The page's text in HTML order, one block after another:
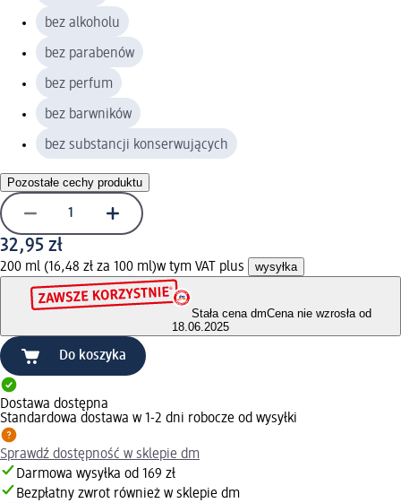
bez alkoholu
bez parabenów
bez perfum
bez barwników
bez substancji konserwujących
Pozostałe cechy produktu
32,95 zł
200 ml (16,48 zł za 100 ml)w tym VAT plus wysyłka
Stała cena dmCena nie wzrosła od
18.06.2025
Do koszyka
Dostawa dostępna
Standardowa dostawa w 1-2 dni robocze od wysyłki
Sprawdź dostępność w sklepie dm
Darmowa wysyłka od 169 zł
Bezpłatny zwrot również w sklepie dm